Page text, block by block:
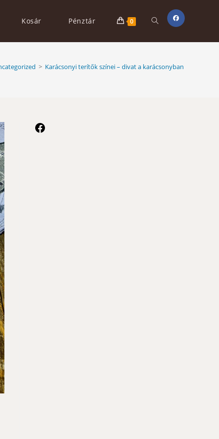
Kosár Pénztár 0 Toggle
website
> Karácsonyi terítők színei – divat a karácsonyban
Facebook